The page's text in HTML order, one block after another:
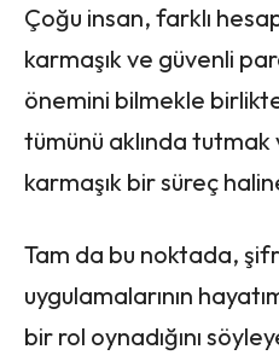
Çoğu insan, farklı
karmaşık ve güvenli
önemini bilmekle
tümünü aklında
karmaşık bir süreç
Tam da bu noktada,
uygulamalarının
bir rol oynadığını